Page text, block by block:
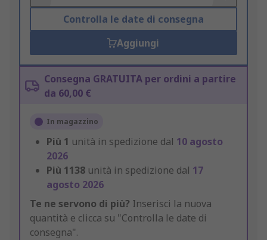
Controlla le date di consegna
Aggiungi
Consegna GRATUITA per ordini a partire
da 60,00 €
In magazzino
Più 1 unità in spedizione dal 10 agosto
2026
Più 1138 unità in spedizione dal 17
agosto 2026
Te ne servono di più? Inserisci la nuova
quantità e clicca su "Controlla le date di
consegna".